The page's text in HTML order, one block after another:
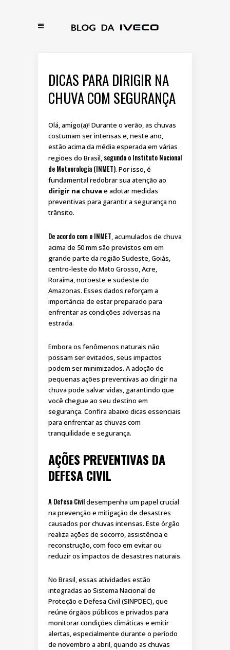
DICAS PARA DIRIGIR NA
CHUVA COM SEGURANÇA
Olá, amigo(a)! Durante o verão, as chuvas
costumam ser intensas e, neste ano,
estão acima da média esperada em várias
regiões do Brasil, segundo o Instituto Nacional
de Meteorologia (INMET). Por isso, é
fundamental redobrar sua atenção ao
dirigir na chuva e adotar medidas
preventivas para garantir a segurança no
trânsito.
De acordo com o INMET, acumulados de chuva
acima de 50 mm são previstos em em
grande parte da região Sudeste, Goiás,
centro-leste do Mato Grosso, Acre,
Roraima, noroeste e sudeste do
Amazonas. Esses dados reforçam a
importância de estar preparado para
enfrentar as condições adversas na
estrada.
Embora os fenômenos naturais não
possam ser evitados, seus impactos
podem ser minimizados. A adoção de
pequenas ações preventivas ao dirigir na
chuva pode salvar vidas, garantindo que
você chegue ao seu destino em
segurança. Confira abaixo dicas essenciais
para enfrentar as chuvas com
tranquilidade e segurança.
AÇÕES PREVENTIVAS DA
DEFESA CIVIL
A Defesa Civildesempenha um papel crucial
na prevenção e mitigação de desastres
causados por chuvas intensas. Este órgão
realiza ações de socorro, assistência e
reconstrução, com foco em evitar ou
reduzir os impactos de desastres naturais.
No Brasil, essas atividades estão
integradas ao Sistema Nacional de
Proteção e Defesa Civil (SINPDEC), que
reúne órgãos públicos e privados para
monitorar condições climáticas e emitir
alertas, especialmente durante o período
de novembro a abril, quando as chuvas